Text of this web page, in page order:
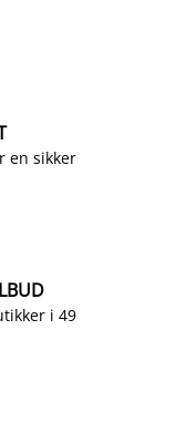
en sikker
i 49